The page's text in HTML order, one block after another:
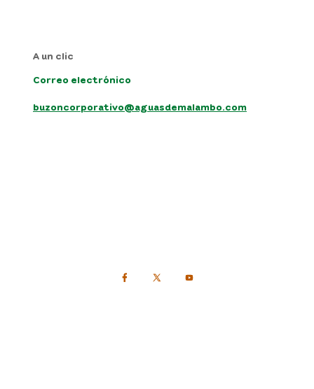
A un clic
Correo electrónico
buzoncorporativo@aguasdemalambo.com